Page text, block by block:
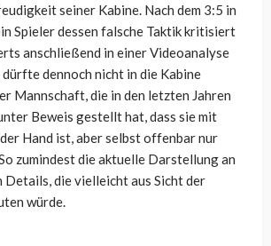
seiner Kabine. Nach dem 3:5 in
Spieler dessen falsche Taktik kritisiert
anschließend in einer Videoanalyse
dennoch nicht in die Kabine
Mannschaft, die in den letzten Jahren
Beweis gestellt hat, dass sie mit
Hand ist, aber selbst offenbar nur
zumindest die aktuelle Darstellung an
Details, die vielleicht aus Sicht der
würde.